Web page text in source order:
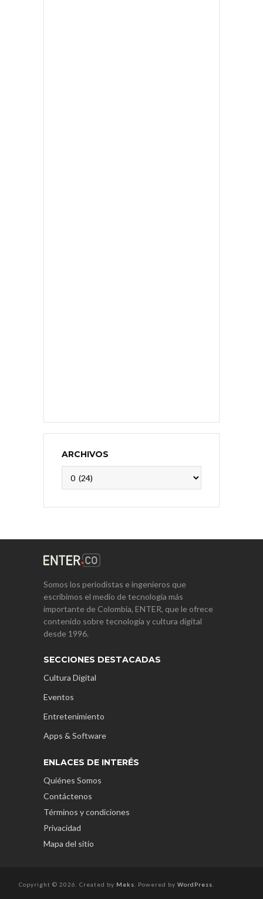
ARCHIVOS
Somos los periodistas e ingenieros que
escribimos el medio de tecnología más
importante de Colombia, ENTER, que le ofrece
contenido sobre tecnología y cultura digital
desde 1996.
SECCIONES DESTACADAS
Cultura Digital
Eventos
Entretenimiento
Apps & Software
ENLACES DE INTERÉS
Quiénes Somos
Contáctenos
Términos y condiciones
Privacidad
Mapa del sitio
Copyright © 2026. Created by Meks . Powered by WordPress